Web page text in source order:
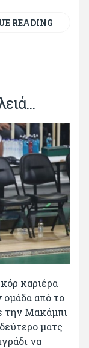
READING
καριέρα
ομάδα από το
την Μακάμπι
ματς
να